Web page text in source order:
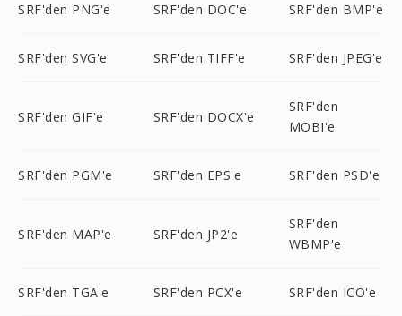
SRF'den PNG'e SRF'den DOC'e SRF'den BMP'e
SRF'den SVG'e SRF'den TIFF'e SRF'den JPEG'e
SRF'den GIF'e SRF'den DOCX'e
SRF'den
MOBI'e
SRF'den PGM'e SRF'den EPS'e SRF'den PSD'e
SRF'den MAP'e SRF'den JP2'e
SRF'den
WBMP'e
SRF'den TGA'e SRF'den PCX'e SRF'den ICO'e